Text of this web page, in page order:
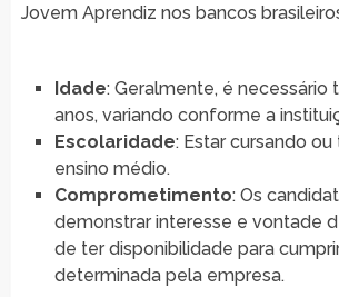
Jovem Aprendiz nos bancos
Idade: Geralmente, é necessário
anos, variando conforme a
Escolaridade: Estar cursando
ensino médio.
Comprometimento: Os
demonstrar interesse e vontade
de ter disponibilidade para
determinada pela empresa.